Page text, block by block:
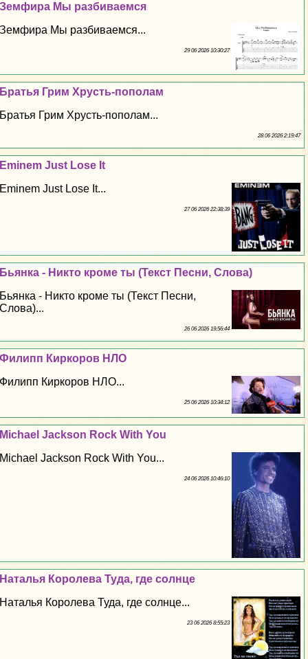
Земфира Мы разбиваемся
Земфира Мы разбиваемся...
29 06 2026 10:30:27
Братья Грим Хрусть-пополам
Братья Грим Хрусть-пополам...
28 06 2026 2:19:47
Eminem Just Lose It
Eminem Just Lose It...
27 06 2026 22:38:39
Бьянка - Никто кроме ты (Текст Песни, Слова)
Бьянка - Никто кроме ты (Текст Песни,
Слова)...
26 06 2026 19:56:44
Филипп Киркоров НЛО
Филипп Киркоров НЛО...
25 06 2026 10:34:12
Michael Jackson Rock With You
Michael Jackson Rock With You...
24 06 2026 10:46:10
Наталья Королева Туда, где солнце
Наталья Королева Туда, где солнце...
23 06 2026 8:55:23